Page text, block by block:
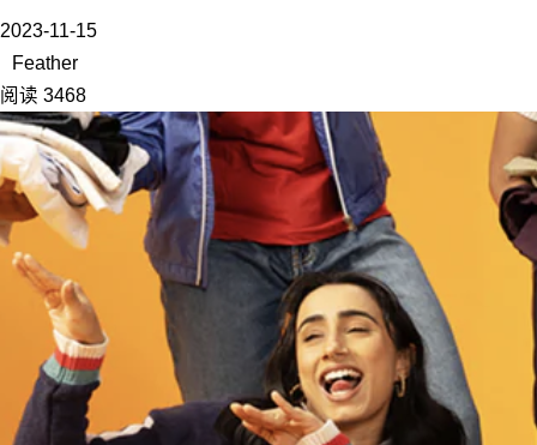
2023-11-15
Feather
阅读 3468